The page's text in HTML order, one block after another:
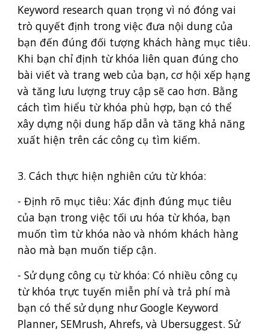
Keyword research quan trọng vì nó đóng vai
trò quyết định trong việc đưa nội dung của
bạn đến đúng đối tượng khách hàng mục tiêu.
Khi bạn chỉ định từ khóa liên quan đúng cho
bài viết và trang web của bạn, cơ hội xếp hạng
và tăng lưu lượng truy cập sẽ cao hơn. Bằng
cách tìm hiểu từ khóa phù hợp, bạn có thể
xây dựng nội dung hấp dẫn và tăng khả năng
xuất hiện trên các công cụ tìm kiếm.
3. Cách thực hiện nghiên cứu từ khóa:
- Định rõ mục tiêu: Xác định đúng mục tiêu
của bạn trong việc tối ưu hóa từ khóa, bạn
muốn tìm từ khóa nào và nhóm khách hàng
nào mà bạn muốn tiếp cận.
- Sử dụng công cụ từ khóa: Có nhiều công cụ
từ khóa trực tuyến miễn phí và trả phí mà
bạn có thể sử dụng như Google Keyword
Planner, SEMrush, Ahrefs, và Ubersuggest. Sử